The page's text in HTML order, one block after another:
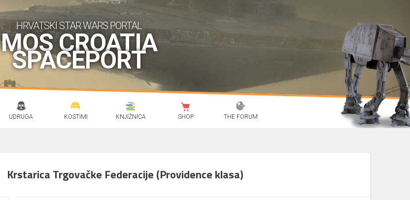
HRVATSKI STAR WARS PORTAL
MOS CROATIA
SPACEPORT
UDRUGA KOSTIMI KNJIŽNICA SHOP THE FORUM
Krstarica Trgovačke Federacije (Providence klasa)